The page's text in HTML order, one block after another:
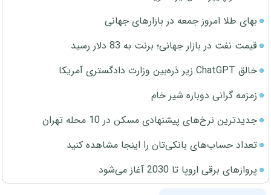
بهای طلا امروز جمعه در بازارهای جهانی
قیمت نفت در بازار جهانی؛ برنت به 83 دلار رسید
خالق ChatGPT زیر ذره‌بین وزارت دادگستری آمریکا
زمزمه گرانی دوباره شیر خام
جدیدترین نرخ‌های پیشنهادی مسکن در 10 محله تهران
تعداد حساب‌های بانکی‌تان را اینجا مشاهده کنید
پروازهای برقی اروپا تا 2030 آغاز می‌شود